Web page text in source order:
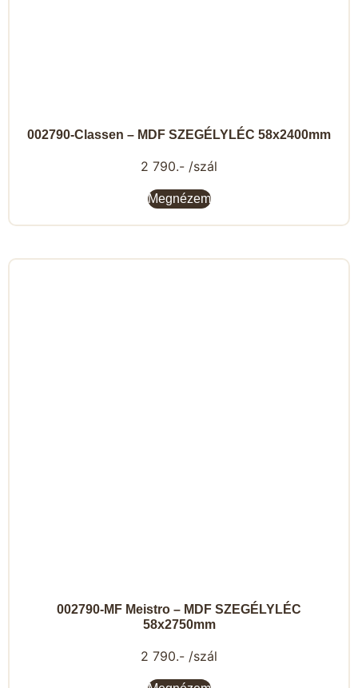
002790-Classen – MDF SZEGÉLYLÉC 58x2400mm
2 790.- /szál
Megnézem
002790-MF Meistro – MDF SZEGÉLYLÉC
58x2750mm
2 790.- /szál